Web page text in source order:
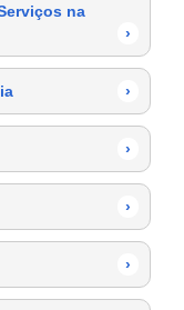
na
›
›
›
›
›